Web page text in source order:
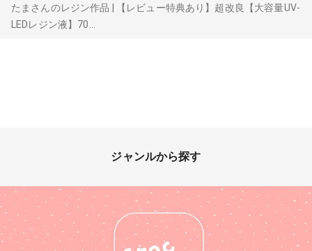
たまさんのレジン作品 | 【レビュー特典あり】超改良【大容量UV-
LEDレジン液】70...
ジャンルから探す